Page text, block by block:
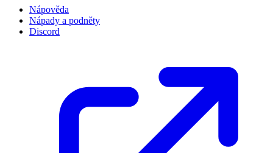
Nápověda
Nápady a podněty
Discord